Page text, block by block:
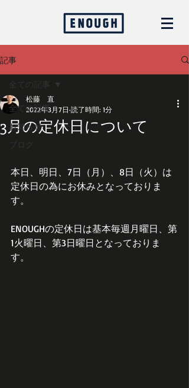
記事
全ての記事
お知らせ
ブログ
全ての記事
3月の定休日について
松藤 直
2022年3月7日 読了時間: 1分
本日、明日、7日（月）、8日（火）は
定休日の為にお休みとなっておりま
す。
ENOUGHの定休日は基本毎週月曜日、第
1火曜日、第3日曜日となっておりま
す。